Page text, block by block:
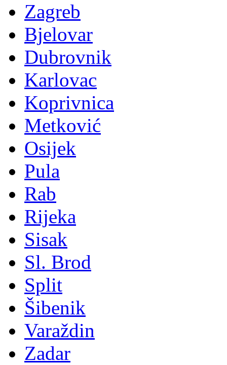
Zagreb
Bjelovar
Dubrovnik
Karlovac
Koprivnica
Metković
Osijek
Pula
Rab
Rijeka
Sisak
Sl. Brod
Split
Šibenik
Varaždin
Zadar